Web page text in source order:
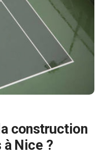
construction
à Nice ?